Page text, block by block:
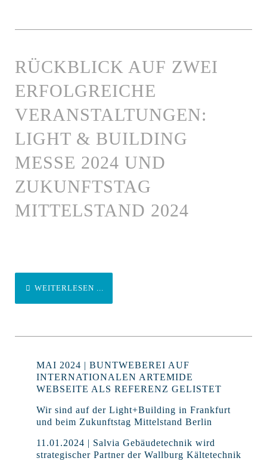
RÜCKBLICK AUF ZWEI
ERFOLGREICHE
VERANSTALTUNGEN:
LIGHT & BUILDING
MESSE 2024 UND
ZUKUNFTSTAG
MITTELSTAND 2024
WEITERLESEN ...
MAI 2024 | BUNTWEBEREI AUF
INTERNATIONALEN ARTEMIDE
WEBSEITE ALS REFERENZ GELISTET
Wir sind auf der Light+Building in Frankfurt
und beim Zukunftstag Mittelstand Berlin
11.01.2024 | Salvia Gebäudetechnik wird
strategischer Partner der Wallburg Kältetechnik